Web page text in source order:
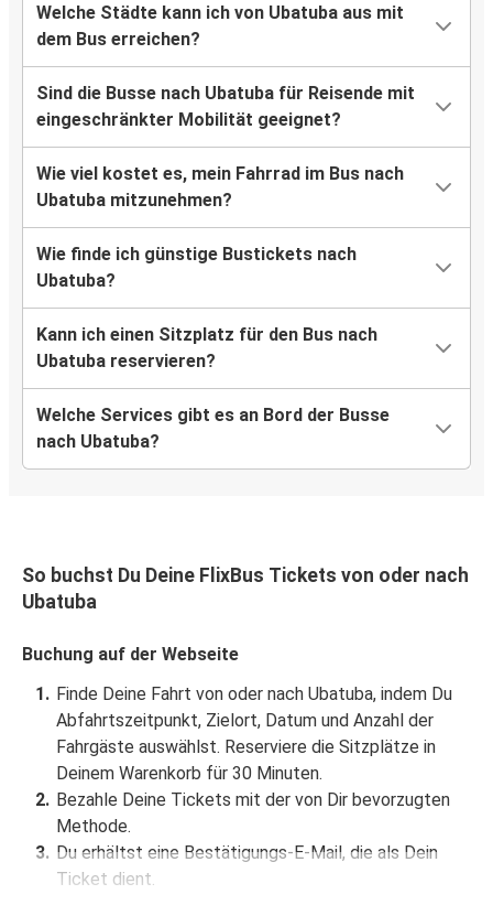
Welche Städte kann ich von Ubatuba aus mit
dem Bus erreichen?
Sind die Busse nach Ubatuba für Reisende mit
eingeschränkter Mobilität geeignet?
Wie viel kostet es, mein Fahrrad im Bus nach
Ubatuba mitzunehmen?
Wie finde ich günstige Bustickets nach
Ubatuba?
Kann ich einen Sitzplatz für den Bus nach
Ubatuba reservieren?
Welche Services gibt es an Bord der Busse
nach Ubatuba?
So buchst Du Deine FlixBus Tickets von oder nach
Ubatuba
Buchung auf der Webseite
Finde Deine Fahrt von oder nach Ubatuba, indem Du
Abfahrtszeitpunkt, Zielort, Datum und Anzahl der
Fahrgäste auswählst. Reserviere die Sitzplätze in
Deinem Warenkorb für 30 Minuten.
Bezahle Deine Tickets mit der von Dir bevorzugten
Methode.
Du erhältst eine Bestätigungs-E-Mail, die als Dein
Ticket dient.